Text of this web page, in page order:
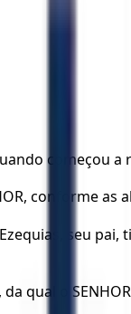
começou
conforme
seu
da qual o